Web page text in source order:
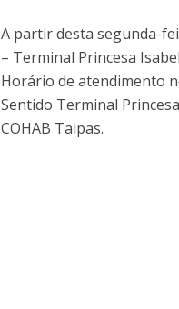
A partir desta segunda-
– Terminal Princesa
Horário de atendimento
Sentido Terminal
COHAB Taipas.